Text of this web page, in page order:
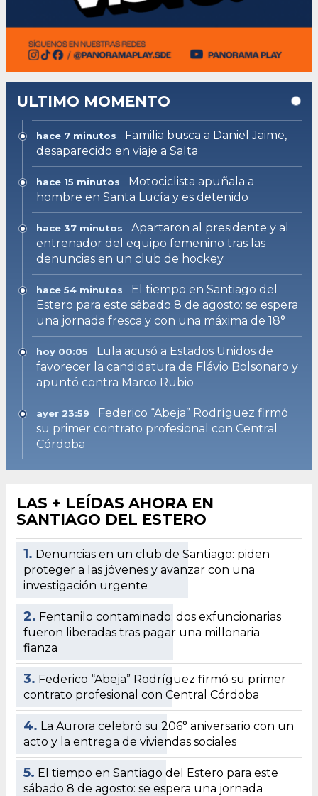
ULTIMO MOMENTO
hace 7 minutos
Familia busca a Daniel Jaime,
desaparecido en viaje a Salta
hace 15 minutos
Motociclista apuñala a
hombre en Santa Lucía y es detenido
hace 37 minutos
Apartaron al presidente y al
entrenador del equipo femenino tras las
denuncias en un club de hockey
hace 54 minutos
El tiempo en Santiago del
Estero para este sábado 8 de agosto: se espera
una jornada fresca y con una máxima de 18°
hoy 00:05
Lula acusó a Estados Unidos de
favorecer la candidatura de Flávio Bolsonaro y
apuntó contra Marco Rubio
ayer 23:59
Federico “Abeja” Rodríguez firmó
su primer contrato profesional con Central
Córdoba
LAS + LEÍDAS AHORA EN
SANTIAGO DEL ESTERO
1. Denuncias en un club de Santiago: piden
proteger a las jóvenes y avanzar con una
investigación urgente
2. Fentanilo contaminado: dos exfuncionarias
fueron liberadas tras pagar una millonaria
fianza
3. Federico “Abeja” Rodríguez firmó su primer
contrato profesional con Central Córdoba
4. La Aurora celebró su 206° aniversario con un
acto y la entrega de viviendas sociales
5. El tiempo en Santiago del Estero para este
sábado 8 de agosto: se espera una jornada